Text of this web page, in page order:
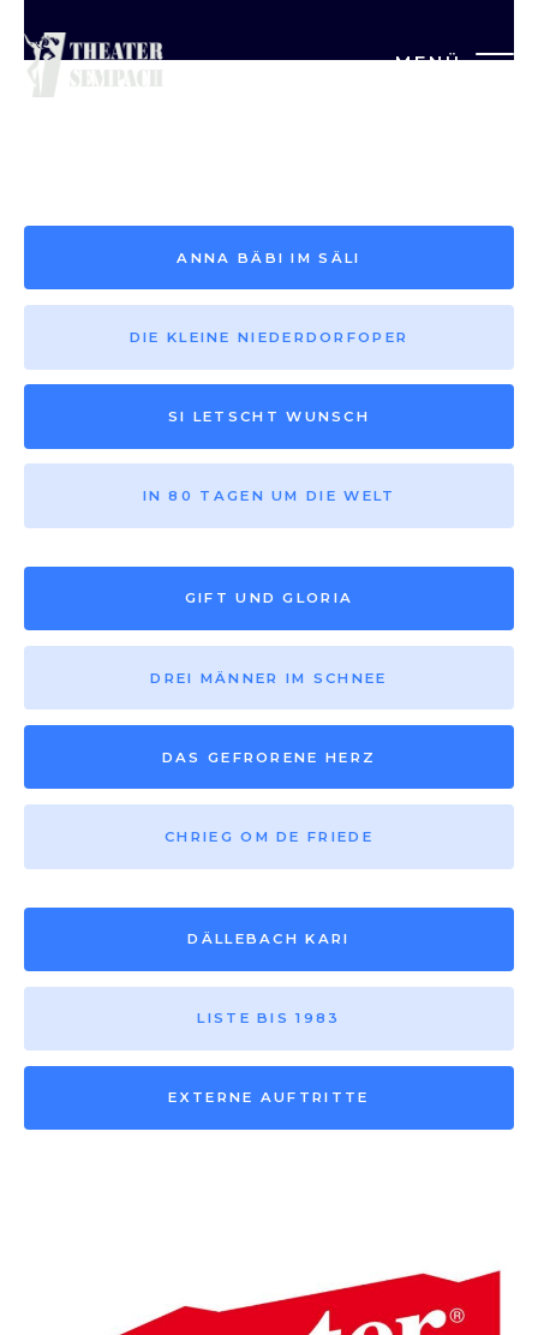
MENÜ
Saison vor 2013
ANNA BÄBI IM SÄLI
DIE KLEINE NIEDERDORFOPER
SI LETSCHT WUNSCH
IN 80 TAGEN UM DIE WELT
GIFT UND GLORIA
DREI MÄNNER IM SCHNEE
DAS GEFRORENE HERZ
CHRIEG OM DE FRIEDE
DÄLLEBACH KARI
LISTE BIS 1983
EXTERNE AUFTRITTE